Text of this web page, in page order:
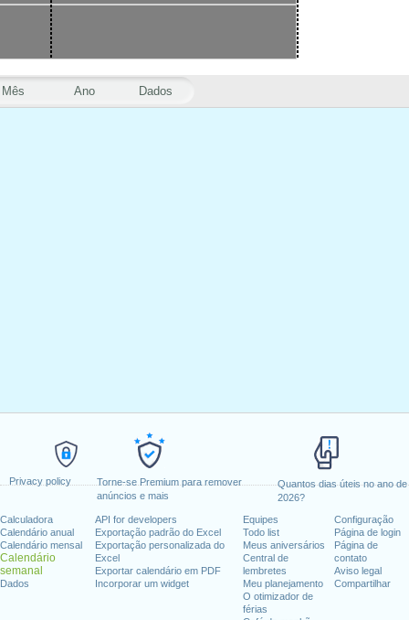
Privacy policy
Torne-se Premium para remover
anúncios e mais
Quantos dias úteis no ano de
2026?
Calculadora
Calendário anual
Calendário mensal
Calendário
semanal
Dados
API for developers
Exportação padrão do Excel
Exportação personalizada do
Excel
Exportar calendário em PDF
Incorporar um widget
Equipes
Todo list
Meus aniversários
Central de
lembretes
Meu planejamento
O otimizador de
férias
Configuração
Página de login
Página de
contato
Aviso legal
Compartilhar
Mês Ano Dados